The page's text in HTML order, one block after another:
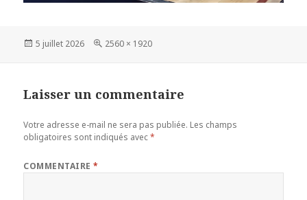
Publié
5 juillet 2026
Taille
2560 × 1920
Laisser un commentaire
Votre adresse e-mail ne sera pas publiée. Les champs
obligatoires sont indiqués avec*
COMMENTAIRE*